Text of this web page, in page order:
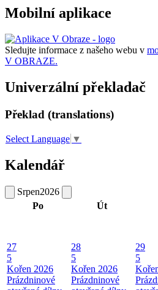
Mobilní aplikace
Sledujte informace z našeho webu v
V OBRAZE.
Univerzální překladač
Překlad (translations)
Select Language ▼
Kalendář
Srpen2026
Po
Út
27
5
Kořen 2026
Prázdninové
28
5
Kořen 2026
Prázdninové
29
5